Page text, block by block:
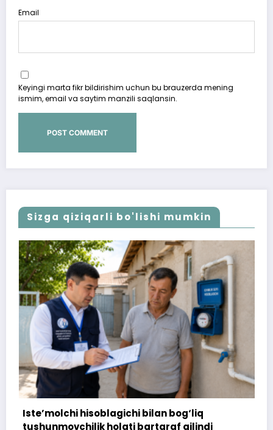
Email
Keyingi marta fikr bildirishim uchun bu brauzerda mening
ismim, email va saytim manzili saqlansin.
Sizga qiziqarli bo'lishi mumkin
hisoblagichi bilan bog‘liq
holati bartaraf qilindi